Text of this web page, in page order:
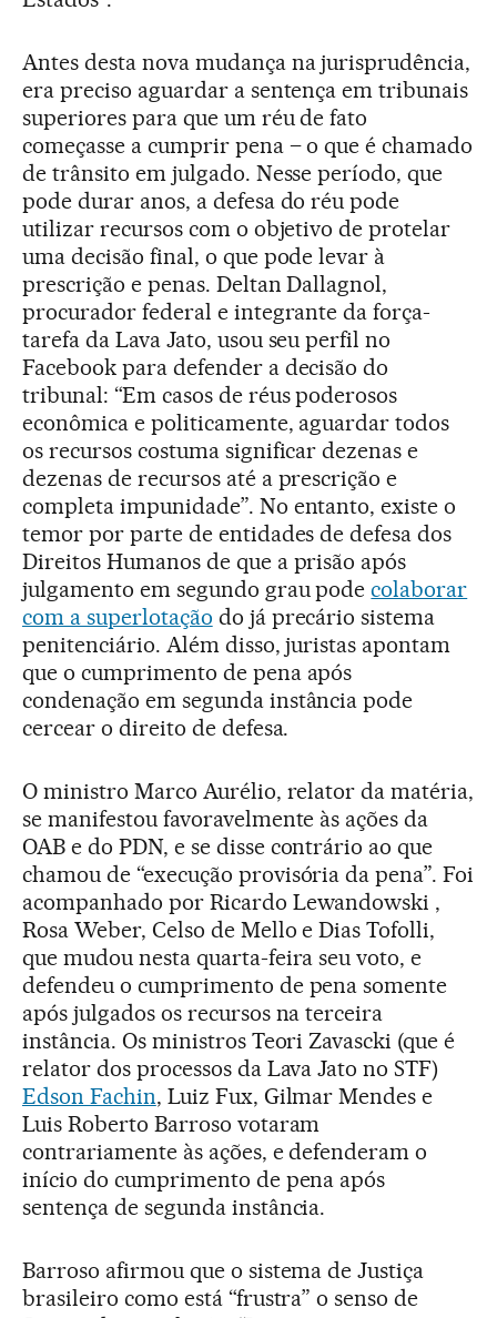
Antes desta nova mudança na jurisprudência,
era preciso aguardar a sentença em tribunais
superiores para que um réu de fato
começasse a cumprir pena – o que é chamado
de trânsito em julgado. Nesse período, que
pode durar anos, a defesa do réu pode
utilizar recursos com o objetivo de protelar
uma decisão final, o que pode levar à
prescrição e penas. Deltan Dallagnol,
procurador federal e integrante da força-
tarefa da Lava Jato, usou seu perfil no
Facebook para defender a decisão do
tribunal: “Em casos de réus poderosos
econômica e politicamente, aguardar todos
os recursos costuma significar dezenas e
dezenas de recursos até a prescrição e
completa impunidade”. No entanto, existe o
temor por parte de entidades de defesa dos
Direitos Humanos de que a prisão após
julgamento em segundo grau podecolaborar
com a superlotação do já precário sistema
penitenciário. Além disso, juristas apontam
que o cumprimento de pena após
condenação em segunda instância pode
cercear o direito de defesa.
O ministro Marco Aurélio, relator da matéria,
se manifestou favoravelmente às ações da
OAB e do PDN, e se disse contrário ao que
chamou de “execução provisória da pena”. Foi
acompanhado por Ricardo Lewandowski ,
Rosa Weber, Celso de Mello e Dias Tofolli,
que mudou nesta quarta-feira seu voto, e
defendeu o cumprimento de pena somente
após julgados os recursos na terceira
instância. Os ministros Teori Zavascki (que é
relator dos processos da Lava Jato no STF)
Edson Fachin, Luiz Fux, Gilmar Mendes e
Luis Roberto Barroso votaram
contrariamente às ações, e defenderam o
início do cumprimento de pena após
sentença de segunda instância.
Barroso afirmou que o sistema de Justiça
brasileiro como está “frustra” o senso de